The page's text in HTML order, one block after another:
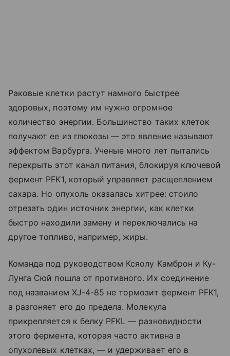
Раковые клетки растут намного быстрее
здоровых, поэтому им нужно огромное
количество энергии. Большинство таких клеток
получают ее из глюкозы — это явление называют
эффектом Варбурга. Ученые много лет пытались
перекрыть этот канал питания, блокируя ключевой
фермент PFK1, который управляет расщеплением
сахара. Но опухоль оказалась хитрее: стоило
отрезать один источник энергии, как клетки
быстро находили замену и переключались на
другое топливо, например, жиры.
Команда под руководством Ксяолу Камброн и Ку-
Лунга Сюй пошла от противного. Их соединение
под названием XJ-4-85 не тормозит фермент PFK1,
а разгоняет его до предела. Молекула
прикрепляется к белку PFKL — разновидности
этого фермента, которая часто активна в
опухолевых клетках, — и удерживает его в